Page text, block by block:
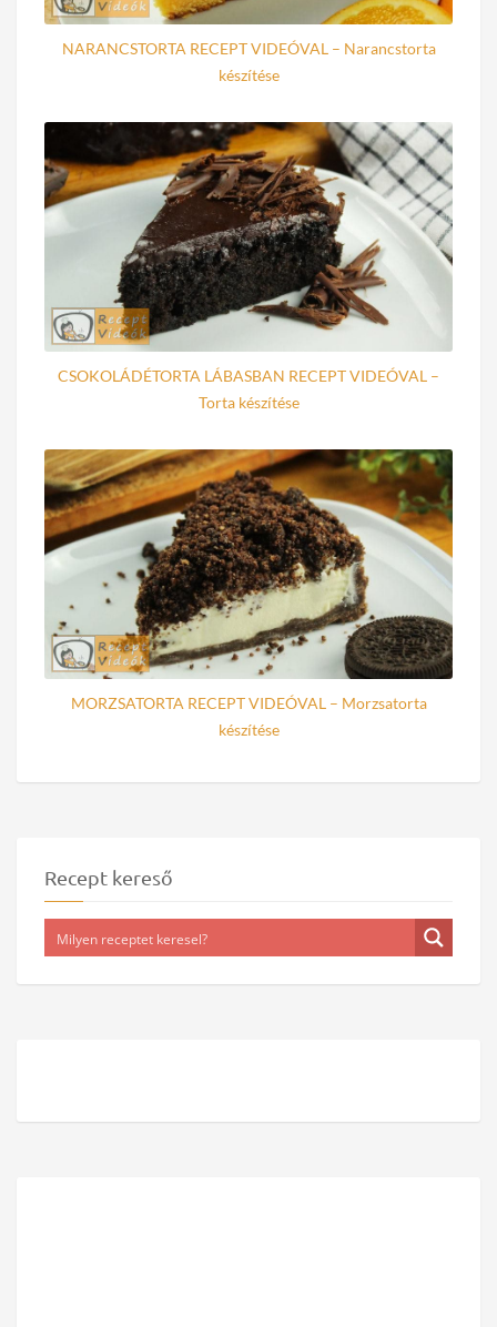
NARANCSTORTA RECEPT VIDEÓVAL – Narancstorta
készítése
CSOKOLÁDÉTORTA LÁBASBAN RECEPT VIDEÓVAL –
Torta készítése
MORZSATORTA RECEPT VIDEÓVAL – Morzsatorta
készítése
Recept kereső